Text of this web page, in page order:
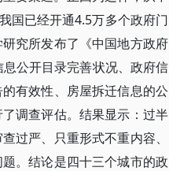
国已经开通4.5万多个政府门
究所发布了《中国地方政府
公开目录完善状况、政府信
有效性、房屋拆迁信息的公
调查评估。结果显示：过半
过严、只重形式不重内容、
。结论是四十三个城市的政